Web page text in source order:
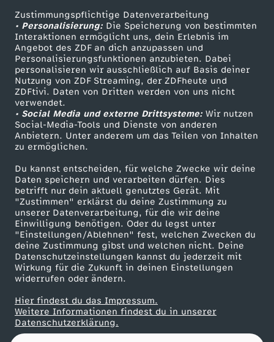
Zustimmungspflichtige Datenverarbeitung
• Personalisierung:Die Speicherung von bestimmten
Interaktionen ermöglicht uns, dein Erlebnis im
Angebot des ZDF an dich anzupassen und
Personalisierungsfunktionen anzubieten. Dabei
personalisieren wir ausschließlich auf Basis deiner
Nutzung von ZDF Streaming, der ZDFheute und
ZDFtivi. Daten von Dritten werden von uns nicht
verwendet.
• Social Media und externe Drittsysteme:Wir nutzen
Social-Media-Tools und Dienste von anderen
Anbietern. Unter anderem um das Teilen von Inhalten
zu ermöglichen.
Du kannst entscheiden, für welche Zwecke wir deine
Daten speichern und verarbeiten dürfen. Dies
betrifft nur dein aktuell genutztes Gerät. Mit
"Zustimmen" erklärst du deine Zustimmung zu
unserer Datenverarbeitung, für die wir deine
Einwilligung benötigen. Oder du legst unter
"Einstellungen/Ablehnen" fest, welchen Zwecken du
deine Zustimmung gibst und welchen nicht. Deine
Datenschutzeinstellungen kannst du jederzeit mit
Wirkung für die Zukunft in deinen Einstellungen
widerrufen oder ändern.
Hier findest du das Impressum.
Weitere Informationen findest du in unserer
Datenschutzerklärung.
n
i
2
0
2
6
Livestreams
Sendungen A-Z
TV-Programm
Zuschauerservice
Hilfe
ZDF Unternehmen
Karriere
ZDF goes Schule
Werbefernsehen
Mainzelmännchen
Partner